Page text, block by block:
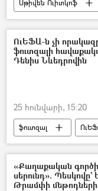
Սթիվեն Ուիտկոֆ
թարգմանիչ
ՈւԵՖԱ-ն չի
ֆուտզալի
Դենիս Նևեդրովին
25 հունվարի, 15:20
ֆուտզալ
«Քաղաքական
սերունդ». Պեսկովը`
Թրամփի